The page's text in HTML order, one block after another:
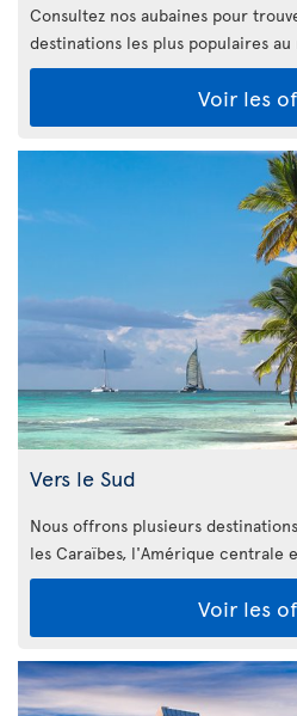
Consultez nos aubaines pour
destinations les plus populaires
Voir les
Vers le Sud
Nous offrons plusieurs
les Caraïbes, l'Amérique centrale
Voir les